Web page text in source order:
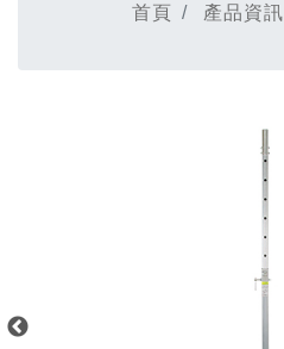
首頁 產品資訊